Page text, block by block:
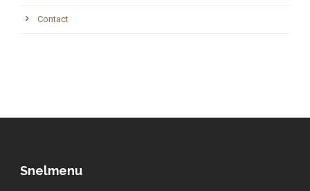
Contact
Snelmenu